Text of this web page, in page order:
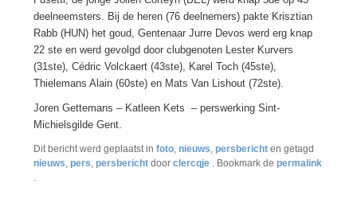
deelneemsters. Bij de heren (76 deelnemers) pakte Krisztian
Rabb (HUN) het goud, Gentenaar Jurre Devos werd erg knap
22 ste en werd gevolgd door clubgenoten Lester Kurvers
(31ste), Cédric Volckaert (43ste), Karel Toch (45ste),
Thielemans Alain (60ste) en Mats Van Lishout (72ste).
Joren Gettemans – Katleen Kets – perswerking Sint-
Michielsgilde Gent.
Dit bericht werd geplaatst in foto, nieuws persberichten getagd
nieuws pers persberichtdoor clercqje . Bookmark de permalink